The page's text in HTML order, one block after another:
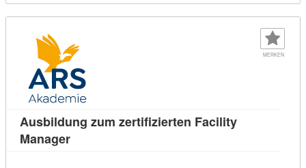
MERKEN
Ausbildung zum zertifizierten Facility
ManagerKursdetail: Ausbildung zum zertifizierten